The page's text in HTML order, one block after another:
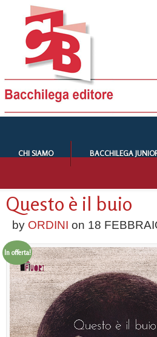
CHI SIAMO BACCHILEGA
Questo è il buio
by ORDINI on 18
In offerta!